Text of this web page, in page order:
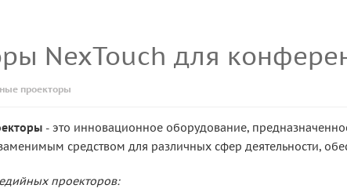
NexTouch для
проекторы
- это инновационное оборудование,
средством для различных сфер деятельности,
проекторов: